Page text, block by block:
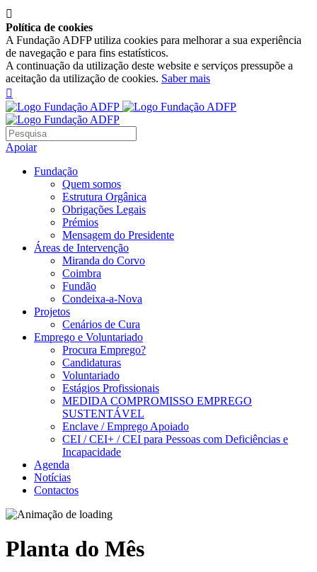

Política de cookies
A Fundação ADFP utiliza cookies para melhorar a sua experiência
de navegação e para fins estatísticos.
A continuação da utilização deste website e serviços pressupõe a
aceitação da utilização de cookies. Saber mais

Apoiar
Fundação
Quem somos
Estrutura Orgânica
Obrigações Legais
Prémios
Mensagem do Presidente
Áreas de Intervenção
Miranda do Corvo
Coimbra
Fundão
Condeixa-a-Nova
Projetos
Cenários de Cura
Emprego e Voluntariado
Procura Emprego?
Candidaturas
Voluntariado
Estágios Profissionais
MEDIDA COMPROMISSO EMPREGO
SUSTENTÁVEL
Enclave / Emprego Apoiado
CEI / CEI+ / CEI para Pessoas com Deficiências e
Incapacidade
Agenda
Notícias
Contactos
Planta do Mês